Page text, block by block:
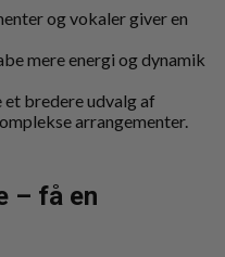
og vokaler giver en
mere energi og dynamik
bredere udvalg af
arrangementer.
– få en